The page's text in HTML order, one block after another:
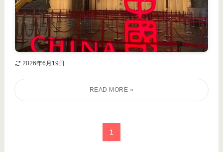
2026年6月19日
1